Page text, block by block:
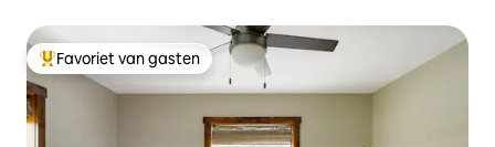
Topfavoriet van gasten
Favoriet van gasten